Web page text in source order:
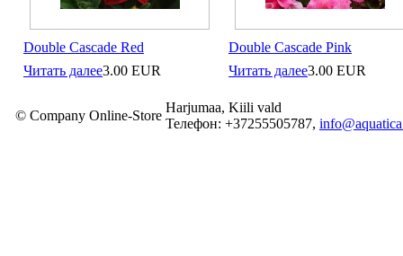
Double Cascade Red
Читать далее3.00 EUR
Double Cascade Pink
Читать далее3.00 EUR
© Company Online-Store
Harjumaa, Kiili vald
Телефон: +37255505787,